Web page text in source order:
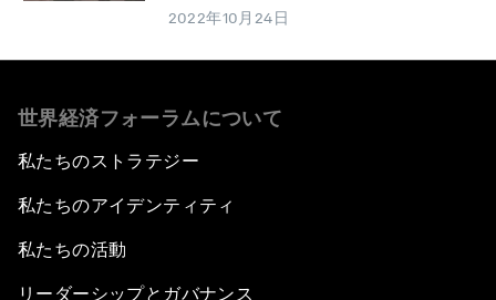
2022年10月24日
世界経済フォーラムについて
私たちのストラテジー
私たちのアイデンティティ
私たちの活動
リーダーシップとガバナンス